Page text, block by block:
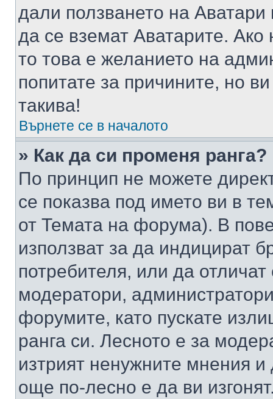
дали ползването на
да се вземат Аватарите.
то това е желанието на
попитате за причините, но
такива!
Върнете се в началото
» Как да си променя ранга?
По принцип не можете
се показва под името ви в
от Темата на форума). В
използват за да индицират
потребителя, или да
модератори,
форумите, като пускате
ранга си. Лесното е за
изтрият ненужните мнения
още по-лесно е да ви